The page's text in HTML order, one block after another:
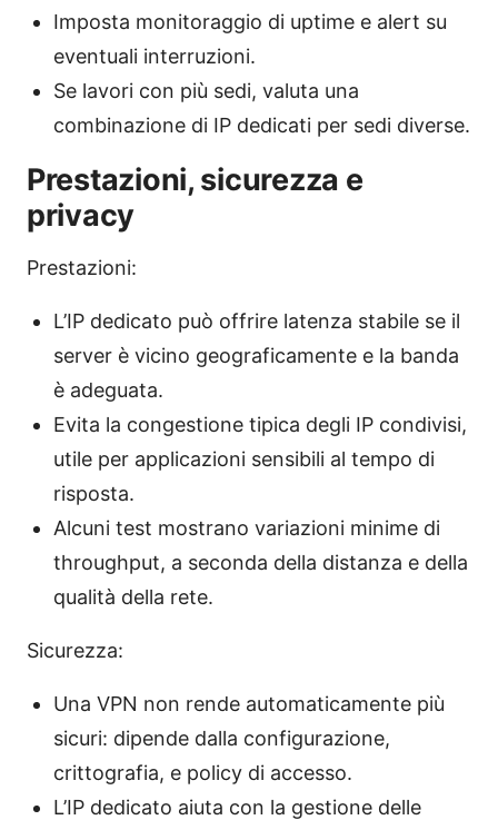
Imposta monitoraggio di uptime e alert su
eventuali interruzioni.
Se lavori con più sedi, valuta una
combinazione di IP dedicati per sedi diverse.
Prestazioni, sicurezza e
privacy
Prestazioni:
L’IP dedicato può offrire latenza stabile se il
server è vicino geograficamente e la banda
è adeguata.
Evita la congestione tipica degli IP condivisi,
utile per applicazioni sensibili al tempo di
risposta.
Alcuni test mostrano variazioni minime di
throughput, a seconda della distanza e della
qualità della rete.
Sicurezza:
Una VPN non rende automaticamente più
sicuri: dipende dalla configurazione,
crittografia, e policy di accesso.
L’IP dedicato aiuta con la gestione delle